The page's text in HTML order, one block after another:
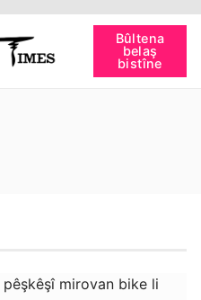
Bûltena
belaş
bistîne